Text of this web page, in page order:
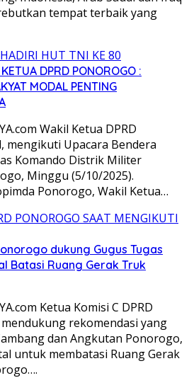
tempat terbaik yang
DPRD PONOROGO :
MODAL PENTING
Wakil Ketua DPRD
mengikuti Upacara Bendera
Komando Distrik Militer
Minggu (5/10/2025).
Ponorogo, Wakil Ketua…
dukung Gugus Tugas
Batasi Ruang Gerak Truk
Ketua Komisi C DPRD
rekomendasi yang
dan Angkutan Ponorogo,
untuk membatasi Ruang Gerak